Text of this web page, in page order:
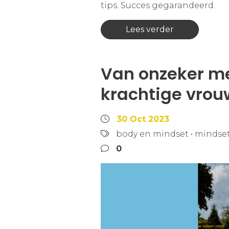
tips. Succes gegarandeerd.
Lees verder
Van onzeker
krachtige
30 Oct 2023
body en mindset •
0